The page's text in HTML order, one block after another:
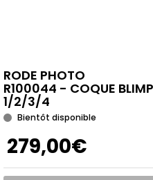
RODE PHOTO
R100044 - COQUE
1/2/3/4
Bientôt disponible
279,00€